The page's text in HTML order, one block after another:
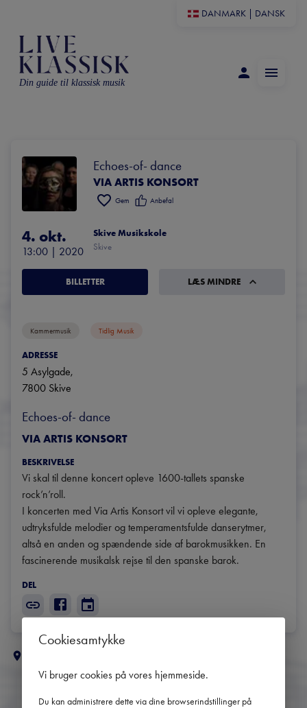
DANMARK DANSK
Din guide til klassisk musik
Echoes-of- dance
VIA ARTIS KONSORT
Gem Anbefal
4. okt.
13:00 | 2020
Skive Musikskole
Skive
BILLETTER LÆS MINDRE
Kammermusik Tidlig Musik
ADRESSE
5 Asylgade,
7800 Skive
Echoes-of- dance
VIA ARTIS KONSORT
BESKRIVELSE
Vi skal til denne koncert opleve 1600-tallets spanske
rock’n’roll.
I koncerten med Via Artis Konsort vil vi opleve elegante,
udtryksfulde melodier og temperamentsfulde danserytmer,
altså en anden og spændende side af barokmusikken. En
fascinerende musikalsk rejse til den spanske barok.
DEL
Cookiesamtykke
Vi bruger cookies på vores hjemmeside.
Du kan administrere dette via dine browserindstillinger på